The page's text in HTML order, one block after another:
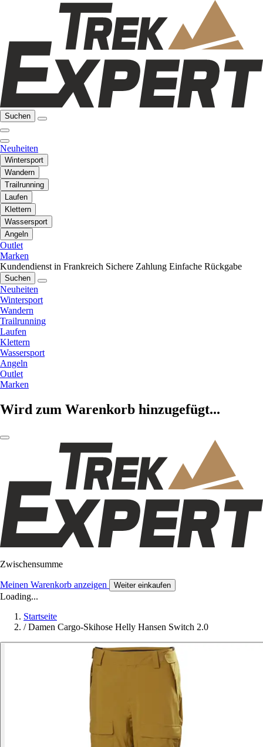
Suchen
Neuheiten
Wintersport
Wandern
Trailrunning
Laufen
Klettern
Wassersport
Angeln
Outlet
Marken
Kundendienst in Frankreich Sichere Zahlung Einfache Rückgabe
Suchen
Neuheiten
Wintersport
Wandern
Trailrunning
Laufen
Klettern
Wassersport
Angeln
Outlet
Marken
Wird zum Warenkorb hinzugefügt...
Zwischensumme
Meinen Warenkorb anzeigen Weiter einkaufen
Loading...
Startseite
/ Damen Cargo-Skihose Helly Hansen Switch 2.0